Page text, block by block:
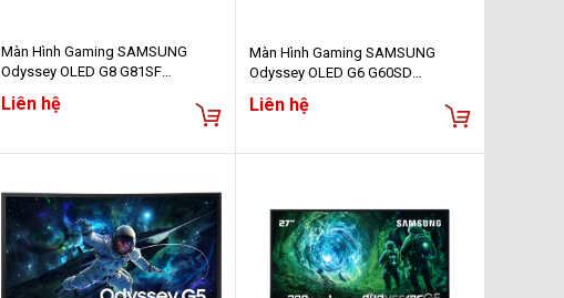
Màn Hình Gaming SAMSUNG
Odyssey OLED G8 G81SF
- 4K - 240Hz - 0.03ms)
Liên hệ
Màn Hình Gaming SAMSUNG
Odyssey OLED G6 G60SD
- 2K - 360hz - 0.03ms)
Liên hệ